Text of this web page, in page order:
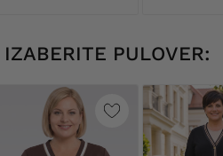
IZABERITE PULOVER: